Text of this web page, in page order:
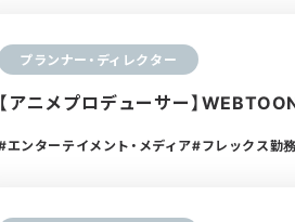
プランナー・ディレクター
【アニメプロデューサー】
エンターテイメント・メディア フレックス勤務